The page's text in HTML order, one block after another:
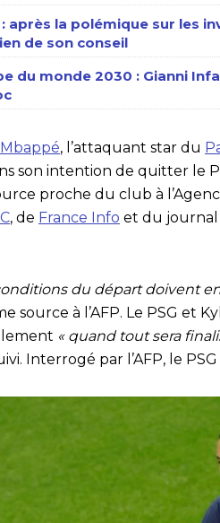
: après la polémique sur les
de son conseil
du monde 2030 : Gianni
, l’attaquant star du
son intention de quitter le
proche du club à
, de France Info et du journal
du départ doivent
source à l’AFP. Le PSG et
« quand tout sera
Interrogé par l’AFP, le